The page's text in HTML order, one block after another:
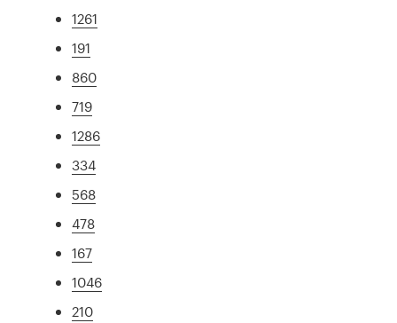
1261
191
860
719
1286
334
568
478
167
1046
210